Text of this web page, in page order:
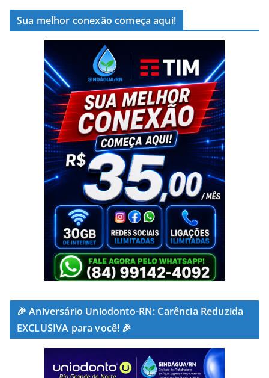
Sua melhor conexão começa aqui!
🎉 Aniversário Uniodonto-RN: Carência Reduzida
EXCLUSIVA para você! 🎉